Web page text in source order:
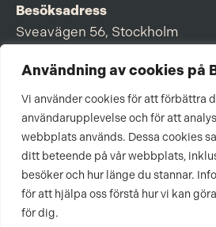
Användning av cookies på
Vi använder cookies för att förbättra
användarupplevelse och för att
webbplats används. Dessa cookies
ditt beteende på vår webbplats,
besöker och hur länge du stannar.
för att hjälpa oss förstå hur vi kan
för dig.
Besöksadress
Sveavägen 56, Stockholm
Postadress
Box 3159, 103 63 Stockholm
Om
Cookies